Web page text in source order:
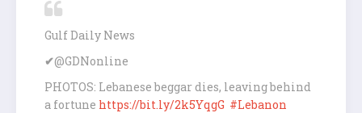
Gulf Daily News
✔@GDNonline
PHOTOS: Lebanese beggar dies, leaving behind
a fortune https://bit.ly/2k5YqgG #Lebanon